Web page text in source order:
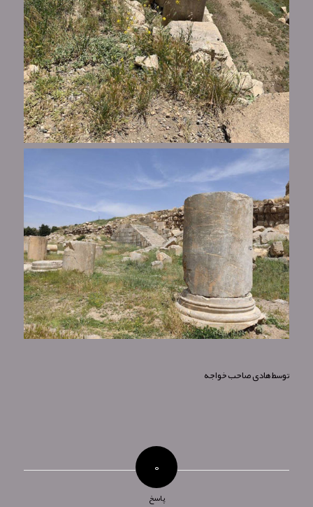
توسطهادی صاحب خواجه
۰
پاسخ